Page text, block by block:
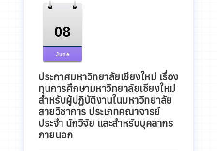
08
June
ประกาศมหาวิทยาลัยเชียงใหม่ เรื่อง
ทุนการศึกษามหาวิทยาลัยเชียงใหม่
สำหรับผู้ปฏิบัติงานในมหาวิทยาลัย
สายวิชาการ ประเภทคณาจารย์
ประจำ นักวิจัย และสำหรับบุคลากร
ภายนอก